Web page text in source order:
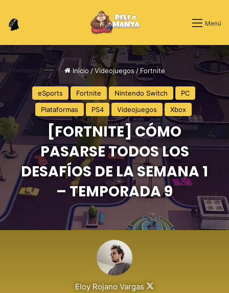
Switch skin Menú
Inicio / Videojuegos / Fortnite
eSports Fortnite Nintendo Switch
PC
Plataformas
PS4 Videojuegos Xbox
[FORTNITE] CÓMO
PASARSE TODOS LOS
DESAFÍOS DE LA SEMANA 1
– TEMPORADA 9
Eloy Rojano Vargas